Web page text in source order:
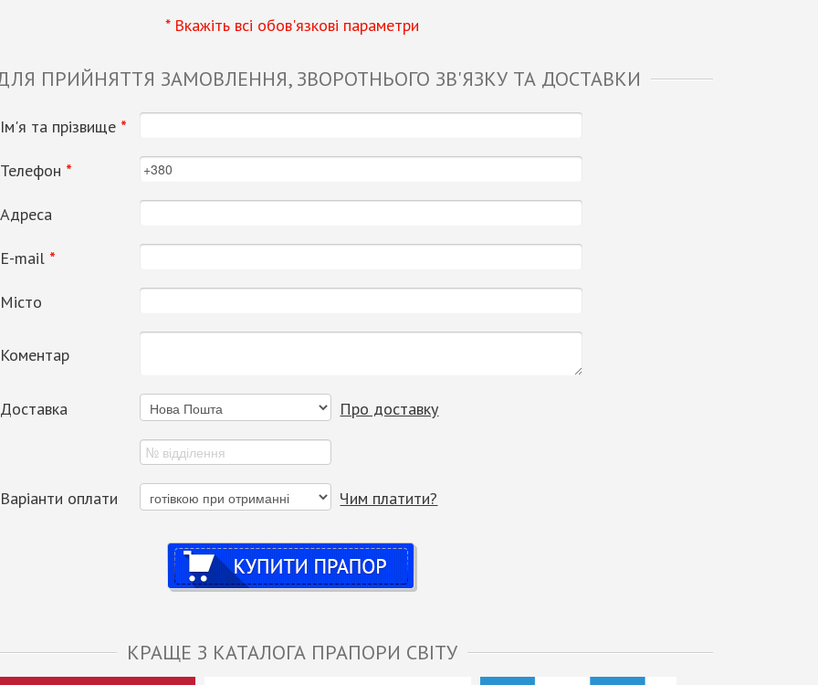
* Вкажіть всі обов'язкові параметри
ПРИЙНЯТТЯ ЗАМОВЛЕННЯ, ЗВОРОТНЬОГО ЗВ'ЯЗКУ ТА ДОСТАВКИ
Ім'я та прізвище *
Телефон *
Адреса
Е-mail *
Місто
Коментар
Доставка Про доставку
Варіанти оплати Чим платити?
Купити
КРАЩЕ З КАТАЛОГА ПРАПОРИ СВІТУ